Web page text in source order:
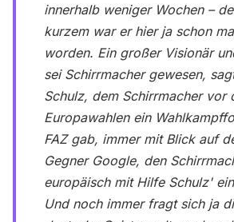
innerhalb weniger Wochen –
kurzem war er hier ja schon
worden. Ein großer Visionär
sei Schirrmacher gewesen,
Schulz, dem Schirrmacher vor
Europawahlen ein
FAZ gab, immer mit Blick auf
Gegner Google, den
europäisch mit Hilfe Schulz'
Und noch immer fragt sich ja